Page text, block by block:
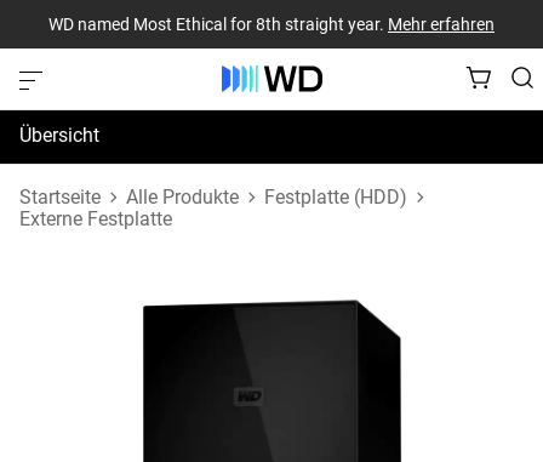
WD named Most Ethical for 8th straight year. Mehr erfahren
Übersicht
Technische Daten
Startseite Alle Produkte
Festplatte (HDD)
Externe Festplatte